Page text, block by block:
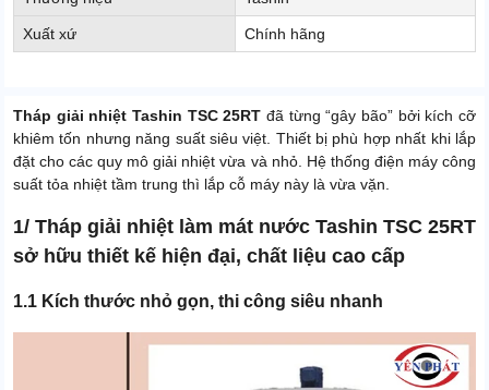
Xuất xứ Chính hãng
Tháp giải nhiệt Tashin TSC 25RT đã từng “gây bão” bởi kích cỡ
khiêm tốn nhưng năng suất siêu việt. Thiết bị phù hợp nhất khi lắp
đặt cho các quy mô giải nhiệt vừa và nhỏ. Hệ thống điện máy công
suất tỏa nhiệt tầm trung thì lắp cỗ máy này là vừa vặn.
1/ Tháp giải nhiệt làm mát nước Tashin TSC 25RT
sở hữu thiết kế hiện đại, chất liệu cao cấp
1.1 Kích thước nhỏ gọn, thi công siêu nhanh